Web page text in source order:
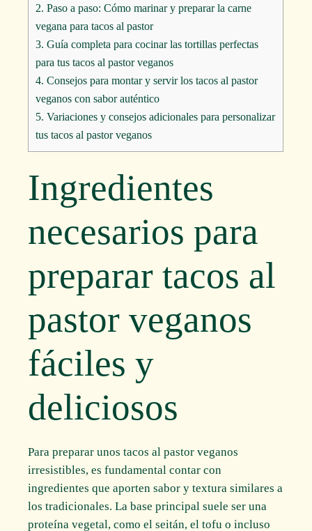
2. Paso a paso: Cómo marinar y preparar la carne
vegana para tacos al pastor
3. Guía completa para cocinar las tortillas perfectas
para tus tacos al pastor veganos
4. Consejos para montar y servir los tacos al pastor
veganos con sabor auténtico
5. Variaciones y consejos adicionales para personalizar
tus tacos al pastor veganos
Ingredientes
necesarios para
preparar tacos al
pastor veganos
fáciles y
deliciosos
Para preparar unos tacos al pastor veganos
irresistibles, es fundamental contar con
ingredientes que aporten sabor y textura similares a
los tradicionales. La base principal suele ser una
proteína vegetal, como el seitán, el tofu o incluso